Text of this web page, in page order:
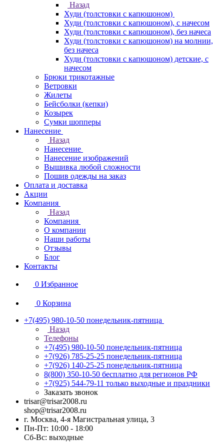
Назад
Худи (толстовки с капюшоном)
Худи (толстовки c капюшоном), с начесом
Худи (толстовки c капюшоном), без начеса
Худи (толстовки с капюшоном) на молнии,
без начеса
Худи (толстовки c капюшоном) детские, с
начесом
Брюки трикотажные
Ветровки
Жилеты
Бейсболки (кепки)
Козырек
Сумки шопперы
Нанесение
Назад
Нанесение
Нанесение изображений
Вышивка любой сложности
Пошив одежды на заказ
Оплата и доставка
Акции
Компания
Назад
Компания
О компании
Наши работы
Отзывы
Блог
Контакты
0 Избранное
0 Корзина
+7(495) 980-10-50 понедельник-пятница
Назад
Телефоны
+7(495) 980-10-50 понедельник-пятница
+7(926) 785-25-25 понедельник-пятница
+7(926) 140-25-25 понедельник-пятница
8(800) 350-10-50 бесплатно для регионов РФ
+7(925) 544-79-11 только выходные и праздники
Заказать звонок
trisar@trisar2008.ru
shop@trisar2008.ru
г. Москва, 4-я Магистральная улица, 3
Пн-Пт: 10:00 - 18:00
Сб-Вс: выходные